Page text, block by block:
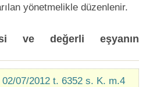
yönetmelikle düzenlenir.
ve değerli eşyanın
02/07/2012 t. 6352 s. K. m.4